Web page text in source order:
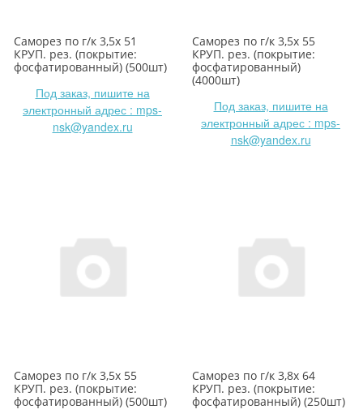
Саморез по г/к 3,5х 51
КРУП. рез. (покрытие:
фосфатированный) (500шт)
Под заказ, пишите на
электронный адрес : mps-
nsk@yandex.ru
Саморез по г/к 3,5х 55
КРУП. рез. (покрытие:
фосфатированный)
(4000шт)
Под заказ, пишите на
электронный адрес : mps-
nsk@yandex.ru
Саморез по г/к 3,5х 55
КРУП. рез. (покрытие:
фосфатированный) (500шт)
Саморез по г/к 3,8х 64
КРУП. рез. (покрытие:
фосфатированный) (250шт)